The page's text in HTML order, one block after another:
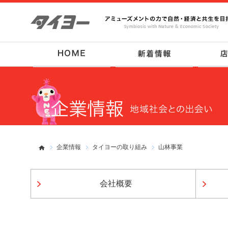
企業情報 タイヨーの取り組み 山林事業
会社概要